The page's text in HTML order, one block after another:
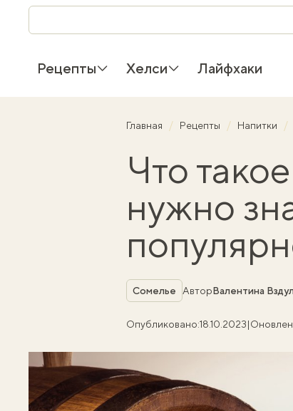
Рецепты Хелси Лайфхаки
Главная Рецепты Напитки
Что
нужно
Рубрика
Сомелье АвторВалентина
Опубликовано:18.10.2023|